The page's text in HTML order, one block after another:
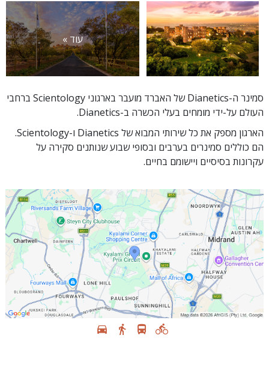
עוד »
סמינר ה-Dianetics של האברד מועבר בארגוני Scientology ברחבי
העולם על-ידי מומחים בעלי הכשרה ב-Dianetics.
הארגון מספק את כל שירותי המבוא של Dianetics ו-Scientology.
הם כוללים סמינרים בערבים ובסופי שבוע שנותנים סקירה על
עקרונות בסיסיים ויישומם בחיים.